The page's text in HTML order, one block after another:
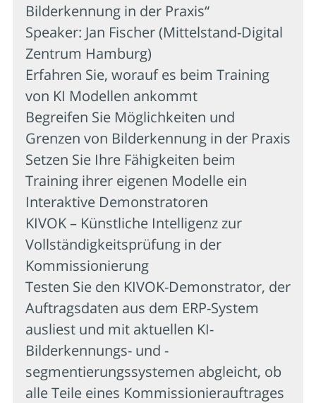
Bilderkennung in der Praxis“
Speaker: Jan Fischer (Mittelstand-Digital
Zentrum Hamburg)
Erfahren Sie, worauf es beim Training
von KI Modellen ankommt
Begreifen Sie Möglichkeiten und
Grenzen von Bilderkennung in der Praxis
Setzen Sie Ihre Fähigkeiten beim
Training ihrer eigenen Modelle ein
Interaktive Demonstratoren
KIVOK – Künstliche Intelligenz zur
Vollständigkeitsprüfung in der
Kommissionierung
Testen Sie den KIVOK-Demonstrator, der
Auftragsdaten aus dem ERP-System
ausliest und mit aktuellen KI-
Bilderkennungs- und -
segmentierungssystemen abgleicht, ob
alle Teile eines Kommissionierauftrages